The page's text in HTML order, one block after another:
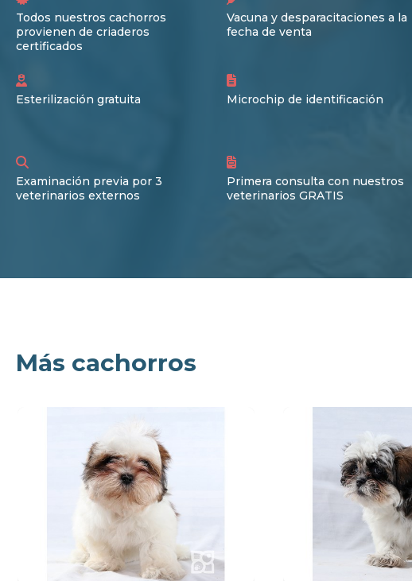
Todos nuestros cachorros
provienen de criaderos
certificados
Vacuna y desparacitaciones a la
fecha de venta
Esterilización gratuita Microchip de identificación
Examinación previa por 3
veterinarios externos
Primera consulta con nuestros
veterinarios GRATIS
Más cachorros